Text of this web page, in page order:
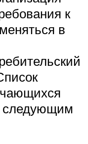
к
в
следующим